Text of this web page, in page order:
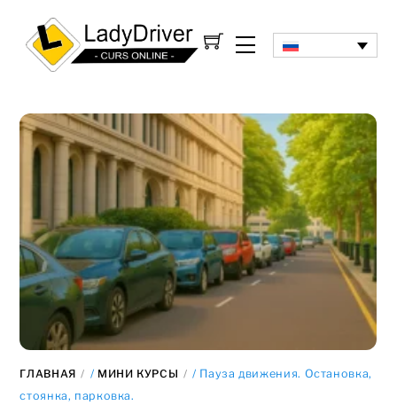
ГЛАВНАЯ / МИНИ КУРСЫ
/ Пауза движения. Остановка,
стоянка, парковка.